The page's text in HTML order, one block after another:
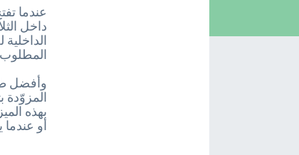
عندما
داخل
المطلوب
وأفضل
بهذه
أو عندما